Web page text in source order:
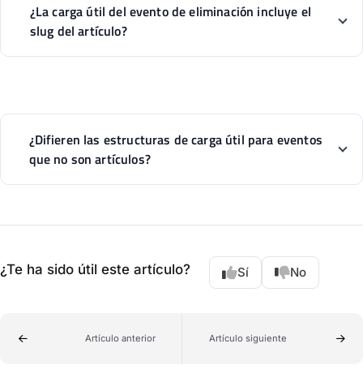
¿La carga útil del evento de eliminación incluye el
slug del artículo?
¿Difieren las estructuras de carga útil para eventos
que no son artículos?
¿Te ha sido útil este artículo? Sí No
Artículo anterior Artículo siguiente